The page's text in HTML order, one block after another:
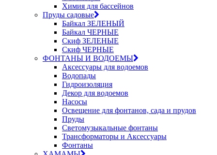
Химия для бассейнов
Пруды садовые
Байкал ЗЕЛЕНЫЙ
Байкал ЧЕРНЫЕ
Скиф ЗЕЛЕНЫЕ
Скиф ЧЕРНЫЕ
ФОНТАНЫ И ВОДОЕМЫ
Аксессуары для водоемов
Водопады
Гидроизоляция
Декор для водоемов
Насосы
Освещение для фонтанов, сада и прудов
Пруды
Светомузыкальные фонтаны
Трансформаторы и Аксессуары
Фонтаны